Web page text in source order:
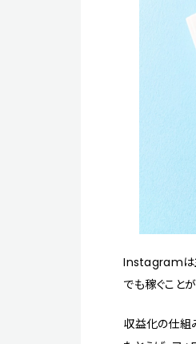
Instagramは
でも稼ぐこと
収益化の仕組